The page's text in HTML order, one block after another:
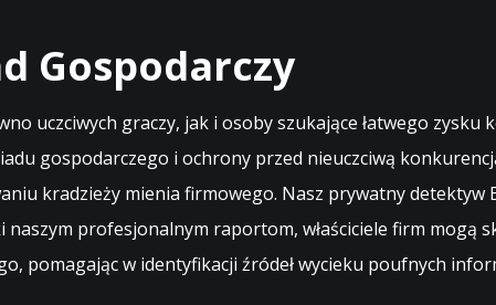
Gospodarczy
uczciwych graczy, jak i osoby szukające łatwego zysku
gospodarczego i ochrony przed nieuczciwą
kradzieży mienia firmowego. Nasz prywatny detektyw
naszym profesjonalnym raportom, właściciele firm mogą
pomagając w identyfikacji źródeł wycieku poufnych